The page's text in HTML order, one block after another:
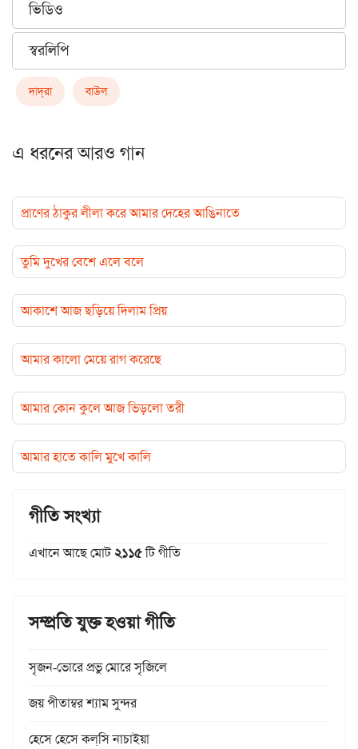
ভিডিও
স্বরলিপি
দাদ্‌রা বাউল
এ ধরনের আরও গান
প্রাণের ঠাকুর লীলা করে আমার দেহের আঙিনাতে
তুমি দুখের বেশে এলে বলে
আকাশে আজ ছড়িয়ে দিলাম প্রিয়
আমার কালো মেয়ে রাগ করেছে
আমার কোন কুলে আজ ভিড়লো তরী
আমার হাতে কালি মুখে কালি
গীতি সংখ্যা
এখানে আছে মোট২১১৫টি গীতি
সম্প্রতি যুক্ত হওয়া গীতি
সৃজন-ভোরে প্রভু মোরে সৃজিলে
জয় পীতাম্বর শ্যাম সুন্দর
হেসে হেসে কল্‌সি নাচাইয়া